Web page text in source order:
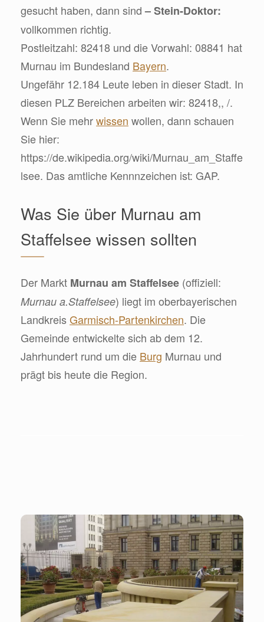
gesucht haben, dann sind– Stein-Doktor:
vollkommen richtig.
Postleitzahl: 82418 und die Vorwahl: 08841 hat
Murnau im Bundesland Bayern.
Ungefähr 12.184 Leute leben in dieser Stadt. In
diesen PLZ Bereichen arbeiten wir: 82418,, /.
Wenn Sie mehrwissen wollen, dann schauen
Sie hier:
https://de.wikipedia.org/wiki/Murnau_am_Staffe
lsee. Das amtliche Kennnzeichen ist: GAP.
Was Sie über Murnau am
Staffelsee wissen sollten
Der Markt Murnau am Staffelsee (offiziell:
Murnau a.Staffelsee) liegt im oberbayerischen
LandkreisGarmisch-Partenkirchen. Die
Gemeinde entwickelte sich ab dem 12.
Jahrhundert rund um die Burg Murnau und
prägt bis heute die Region.